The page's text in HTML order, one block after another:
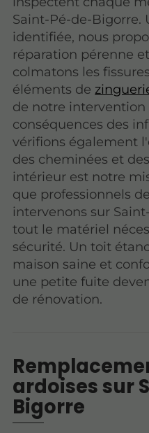
Saint-Pé-de-Bigorre.
identifiée, nous
réparation pérenne
colmatons les
éléments de
de notre
conséquences des
vérifions également
des cheminées et
intérieur est notre
que professionnels
intervenons sur
tout le matériel
sécurité. Un toit
maison saine et
une petite fuite
de rénovation.
ardoises sur
Bigorre